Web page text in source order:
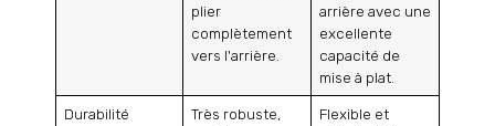
plier
complètement
vers l'arrière.
arrière avec une
excellente
capacité de
mise à plat.
Durabilité
Très robuste,
Flexible et